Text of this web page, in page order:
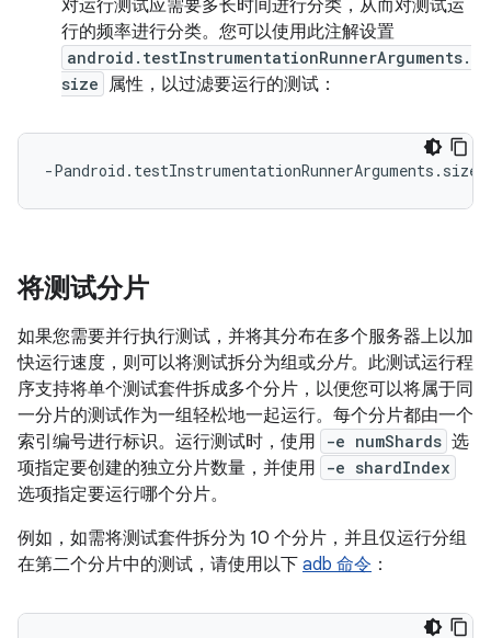
对运行测试应需要多长时间进行分类，从而对测试运
行的频率进行分类。您可以使用此注解设置
android.testInstrumentationRunnerArguments.
size 属性，以过滤要运行的测试：
将测试分片
如果您需要并行执行测试，并将其分布在多个服务器上以加
快运行速度，则可以将测试拆分为组或分片。此测试运行程
序支持将单个测试套件拆成多个分片，以便您可以将属于同
一分片的测试作为一组轻松地一起运行。每个分片都由一个
索引编号进行标识。运行测试时，使用
-e numShards 选
项指定要创建的独立分片数量，并使用
-e shardIndex
选项指定要运行哪个分片。
例如，如需将测试套件拆分为 10 个分片，并且仅运行分组
在第二个分片中的测试，请使用以下 adb 命令 ：